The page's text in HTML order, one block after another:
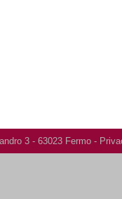
3 - 63023 Fermo -